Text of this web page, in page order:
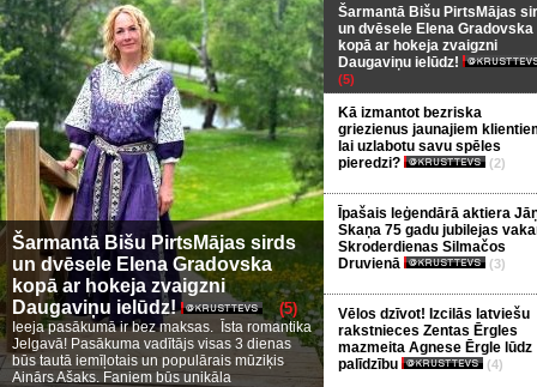
Šarmantā Bišu PirtsMājas sirds
un dvēsele Elena Gradovska
kopā ar hokeja zvaigzni
Daugaviņu ielūdz!
(5)
Ieeja pasākumā ir bez maksas. Īsta romantika
Jelgavā! Pasākuma vadītājs visas 3 dienas
būs tautā iemīļotais un populārais mūziķis
Ainārs Ašaks. Faniem būs unikāla
Šarmantā Bišu PirtsMājas
un dvēsele Elena Gradovska
kopā ar hokeja zvaigzni
Daugaviņu ielūdz!
(5)
Kā izmantot bezriska
griezienus jaunajiem
lai uzlabotu savu spēles
pieredzi?
(2)
Īpašais leģendārā aktiera
Skaņa 75 gadu jubilejas
Skroderdienas Silmačos
Druvienā
(3)
Vēlos dzīvot! Izcilās latviešu
rakstnieces Zentas Ērgles
mazmeita Agnese Ērgle lūdz
palīdzību
(4)